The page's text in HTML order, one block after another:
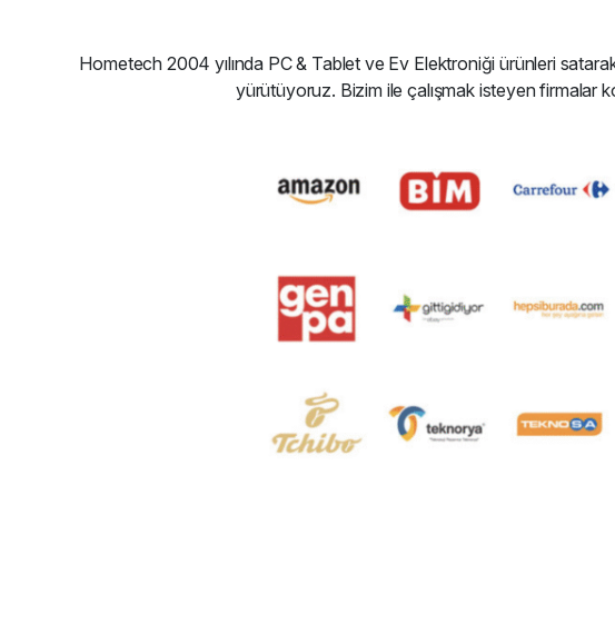
Hometech 2004 yılında PC & Tablet ve Ev Elektroniği ürünleri
yürütüyoruz. Bizim ile çalışmak isteyen firmalar